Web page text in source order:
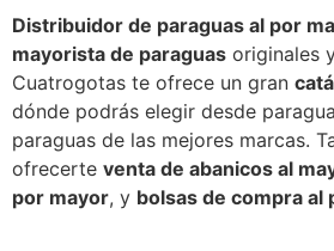
Distribuidor de paraguas al por
mayorista de paraguas originales
Cuatrogotas te ofrece un gran
dónde podrás elegir desde
paraguas de las mejores marcas.
ofrecerte venta de abanicos al
por mayor, y bolsas de compra al